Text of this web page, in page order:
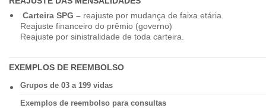
Carteira SPG –reajuste por mudança de faixa etária.
Reajuste financeiro do prêmio (governo)
Reajuste por sinistralidade de toda carteira.
EXEMPLOS DE REEMBOLSO
Grupos de 03 a 199 vidas
Exemplos de reembolso para consultas